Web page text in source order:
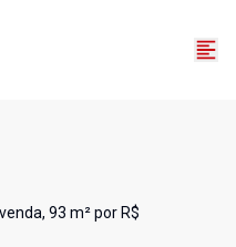
93 m² por R$